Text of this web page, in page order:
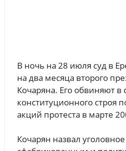
В ночь на 28 июля суд в
на два месяца второго
Кочаряна. Его обвиняют
конституционного строя
акций протеста в марте
Кочарян назвал